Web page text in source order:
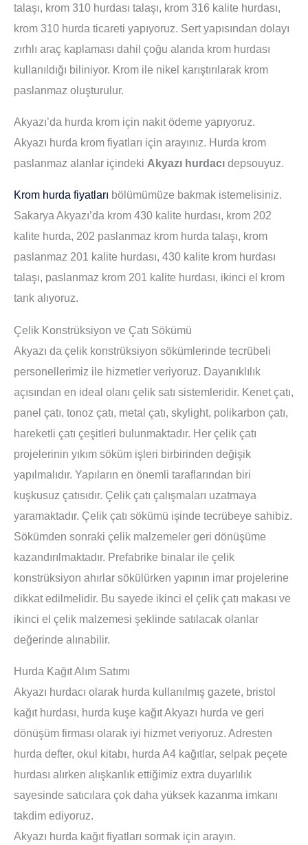
talaşı, krom 310 hurdası talaşı, krom 316 kalite hurdası,
krom 310 hurda ticareti yapıyoruz. Sert yapısından dolayı
zırhlı araç kaplaması dahil çoğu alanda krom hurdası
kullanıldığı biliniyor. Krom ile nikel karıştırılarak krom
paslanmaz oluşturulur.
Akyazı’da hurda krom için nakit ödeme yapıyoruz.
Akyazı hurda krom fiyatları için arayınız. Hurda krom
paslanmaz alanlar içindeki Akyazı hurdacı depsouyuz.
Krom hurda fiyatları bölümümüze bakmak istemelisiniz.
Sakarya Akyazı’da krom 430 kalite hurdası, krom 202
kalite hurda, 202 paslanmaz krom hurda talaşı, krom
paslanmaz 201 kalite hurdası, 430 kalite krom hurdası
talaşı, paslanmaz krom 201 kalite hurdası, ikinci el krom
tank alıyoruz.
Çelik Konstrüksiyon ve Çatı Sökümü
Akyazı da çelik konstrüksiyon sökümlerinde tecrübeli
personellerimiz ile hizmetler veriyoruz. Dayanıklılık
açısından en ideal olanı çelik satı sistemleridir. Kenet çatı,
panel çatı, tonoz çatı, metal çatı, skylight, polikarbon çatı,
hareketli çatı çeşitleri bulunmaktadır. Her çelik çatı
projelerinin yıkım söküm işleri birbirinden değişik
yapılmalıdır. Yapıların en önemli taraflarından biri
kuşkusuz çatısıdır. Çelik çatı çalışmaları uzatmaya
yaramaktadır. Çelik çatı sökümü işinde tecrübeye sahibiz.
Sökümden sonraki çelik malzemeler geri dönüşüme
kazandırılmaktadır. Prefabrike binalar ile çelik
konstrüksiyon ahırlar sökülürken yapının imar projelerine
dikkat edilmelidir. Bu sayede ikinci el çelik çatı makası ve
ikinci el çelik malzemesi şeklinde satılacak olanlar
değerinde alınabilir.
Hurda Kağıt Alım Satımı
Akyazı hurdacı olarak hurda kullanılmış gazete, bristol
kağıt hurdası, hurda kuşe kağıt Akyazı hurda ve geri
dönüşüm firması olarak iyi hizmet veriyoruz. Adresten
hurda defter, okul kitabı, hurda A4 kağıtlar, selpak peçete
hurdası alırken alışkanlık ettiğimiz extra duyarlılık
sayesinde satıcılara çok daha yüksek kazanma imkanı
takdim ediyoruz.
Akyazı hurda kağıt fiyatları sormak için arayın.